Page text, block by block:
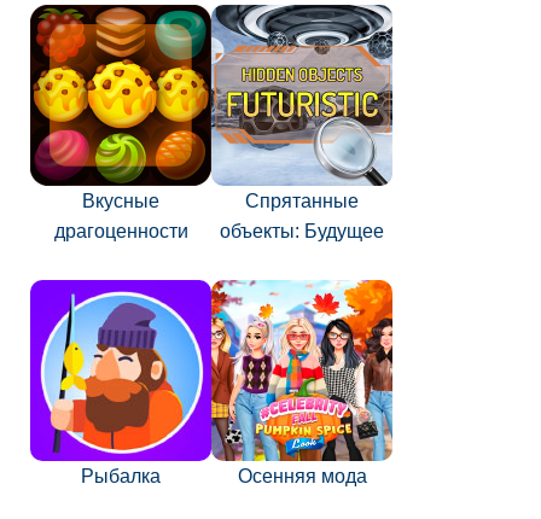
Вкусные
драгоценности
Спрятанные
объекты: Будущее
Рыбалка Осенняя мода